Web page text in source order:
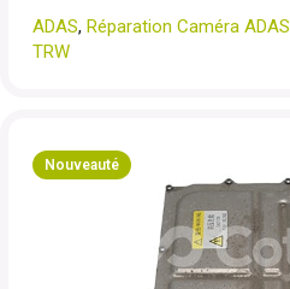
ADAS, Réparation Caméra ADAS
TRW
Nouveauté